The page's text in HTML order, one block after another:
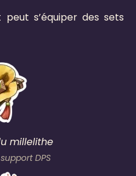
s’équiper des sets
millelithe
DPS